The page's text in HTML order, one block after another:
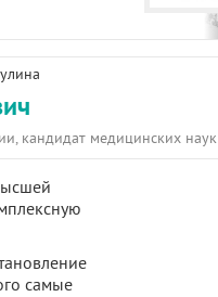
кандидат медицинских наук
самые